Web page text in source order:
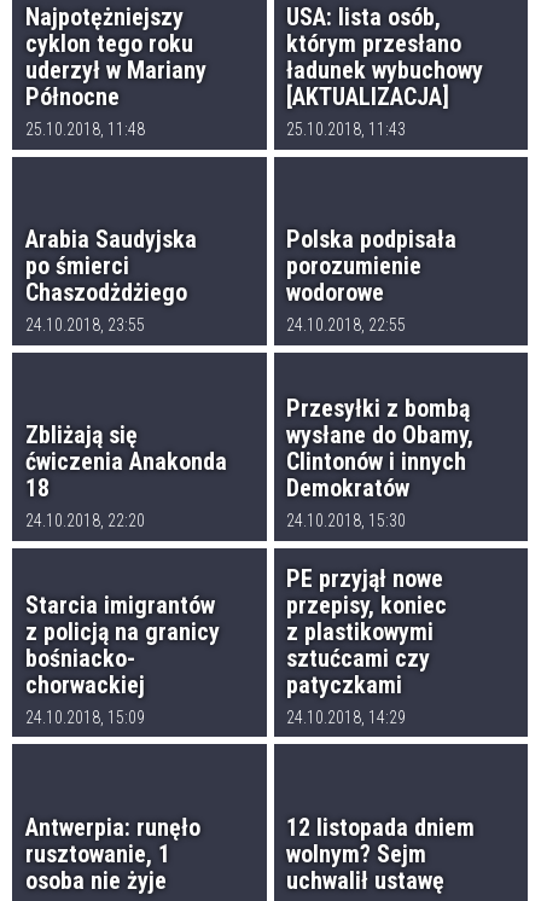
Najpotężniejszy
cyklon tego roku
uderzył w Mariany
Północne
25.10.2018, 11:48
USA: lista osób,
którym przesłano
ładunek wybuchowy
[AKTUALIZACJA]
25.10.2018, 11:43
Arabia Saudyjska
po śmierci
Chaszodżdżiego
24.10.2018, 23:55
Polska podpisała
porozumienie
wodorowe
24.10.2018, 22:55
Zbliżają się
ćwiczenia Anakonda
18
24.10.2018, 22:20
Przesyłki z bombą
wysłane do Obamy,
Clintonów i innych
Demokratów
24.10.2018, 15:30
Starcia imigrantów
z policją na granicy
bośniacko-
chorwackiej
24.10.2018, 15:09
PE przyjął nowe
przepisy, koniec
z plastikowymi
sztućcami czy
patyczkami
24.10.2018, 14:29
Antwerpia: runęło
rusztowanie, 1
osoba nie żyje
12 listopada dniem
wolnym? Sejm
uchwalił ustawę